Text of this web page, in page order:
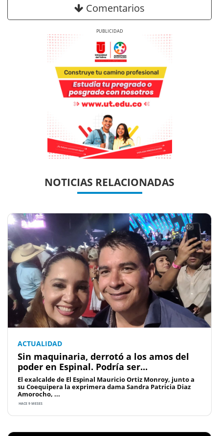
Comentarios
NOTICIAS RELACIONADAS
ACTUALIDAD
Sin maquinaria, derrotó a los amos del
poder en Espinal. Podría ser...
El exalcalde de El Espinal Mauricio Ortiz Monroy, junto a
su Coequipera la exprimera dama Sandra Patricia Diaz
Amorocho, ...
HACE 9 MESES